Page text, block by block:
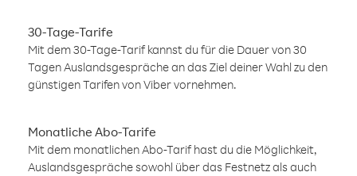
30-Tage-Tarife
Mit dem 30-Tage-Tarif kannst du für die Dauer von 30
Tagen Auslandsgespräche an das Ziel deiner Wahl zu den
günstigen Tarifen von Viber vornehmen.
Monatliche Abo-Tarife
Mit dem monatlichen Abo-Tarif hast du die Möglichkeit,
Auslandsgespräche sowohl über das Festnetz als auch